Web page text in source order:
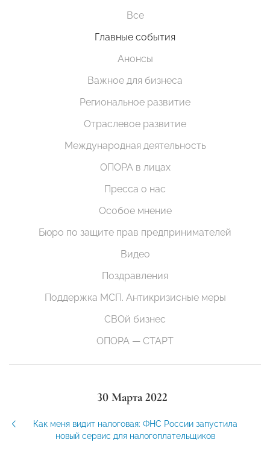
Все
Главные события
Анонсы
Важное для бизнеса
Региональное развитие
Отраслевое развитие
Международная деятельность
ОПОРА в лицах
Пресса о нас
Особое мнение
Бюро по защите прав предпринимателей
Видео
Поздравления
Поддержка МСП. Антикризисные меры
СВОй бизнес
ОПОРА — СТАРТ
30 Марта 2022
Как меня видит налоговая: ФНС России запустила
новый сервис для налогоплательщиков